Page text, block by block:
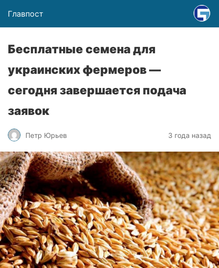
Главпост
Бесплатные семена для
украинских фермеров —
сегодня завершается подача
заявок
Петр Юрьев 3 года назад